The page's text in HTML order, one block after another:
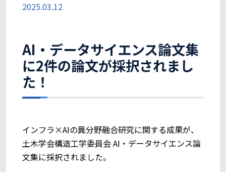
2025.03.12
AI・データサイエンス論文集
に2件の論文が採択されまし
た！
インフラ×AIの異分野融合研究に関する成果が、
土木学会構造工学委員会 AI・データサイエンス論
文集に採択されました。